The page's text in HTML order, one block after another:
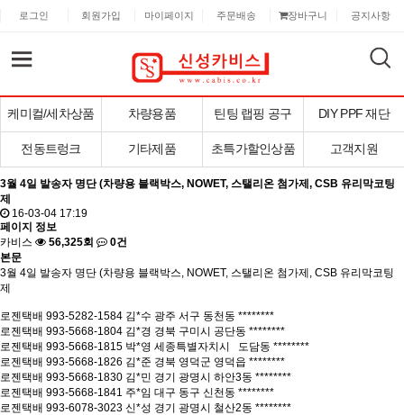
로그인 회원가입 마이페이지 주문배송 장바구니 공지사항
케미컬/세차상품 차량용품 틴팅 랩핑 공구 DIY PPF 재단
전동트렁크 기타제품 초특가할인상품 고객지원
3월 4일 발송자 명단 (차량용 블랙박스, NOWET, 스탤리온 첨가제, CSB 유리막코팅
제
16-03-04 17:19
페이지 정보
카비스
56,325회
0건
본문
3월 4일 발송자 명단 (차량용 블랙박스, NOWET, 스탤리온 첨가제, CSB 유리막코팅
제
로젠택배 993-5282-1584 김*수 광주 서구 동천동 ********
로젠택배 993-5668-1804 김*경 경북 구미시 공단동 ********
로젠택배 993-5668-1815 박*영 세종특별자치시 도담동 ********
로젠택배 993-5668-1826 김*준 경북 영덕군 영덕읍 ********
로젠택배 993-5668-1830 김*민 경기 광명시 하안3동 ********
로젠택배 993-5668-1841 주*임 대구 동구 신천동 ********
로젠택배 993-6078-3023 신*성 경기 광명시 철산2동 ********